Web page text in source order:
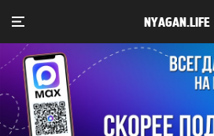
NYAGAN.LIFE